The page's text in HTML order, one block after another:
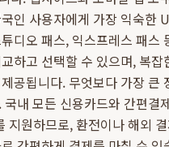
인 사용자에게 가장 익숙한
디오 패스, 익스프레스 패스
하고 선택할 수 있으며, 복잡
공됩니다. 무엇보다 가장 큰
내 모든 신용카드와 간편결
지원하므로, 환전이나 해외